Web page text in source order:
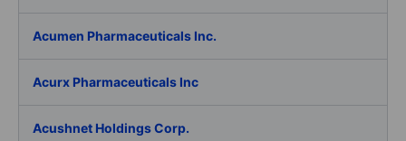
Acumen Pharmaceuticals Inc.
Acurx Pharmaceuticals Inc
Acushnet Holdings Corp.